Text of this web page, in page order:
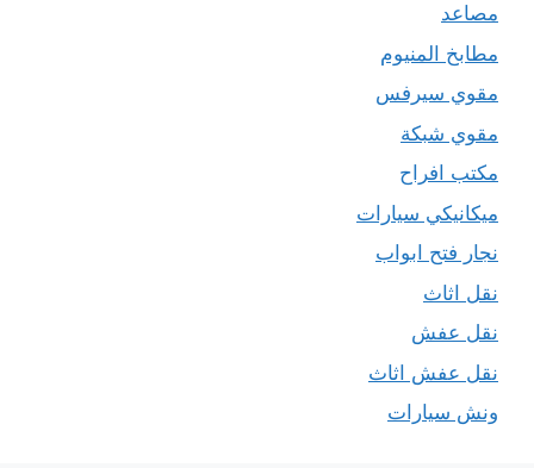
مصاعد
مطابخ المنيوم
مقوي سيرفس
مقوي شبكة
مكتب افراح
ميكانيكي سيارات
نجار فتح ابواب
نقل اثاث
نقل عفش
نقل عفش اثاث
ونش سيارات